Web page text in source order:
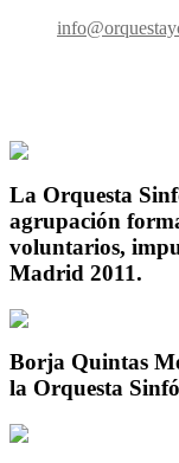
La Orquesta
agrupación
voluntarios,
Madrid 2011.
Borja Quintas
la Orquesta